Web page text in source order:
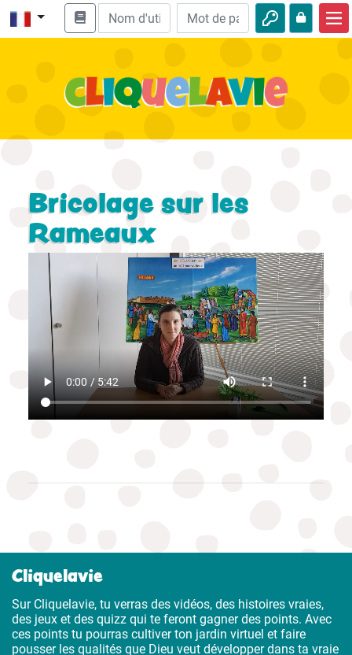
Enseignement biblique
Aventures
Loisirs
Bricolage sur les
Rameaux
Cliquelavie
Sur Cliquelavie, tu verras des vidéos, des histoires vraies,
des jeux et des quizz qui te feront gagner des points. Avec
ces points tu pourras cultiver ton jardin virtuel et faire
pousser les qualités que Dieu veut développer dans ta vraie